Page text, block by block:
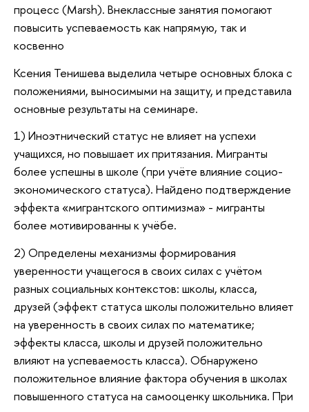
процесс (Marsh). Внеклассные занятия помогают
повысить успеваемость как напрямую, так и
косвенно
Ксения Тенишева выделила четыре основных блока с
положениями, выносимыми на защиту, и представила
основные результаты на семинаре.
1) Иноэтнический статус не влияет на успехи
учащихся, но повышает их притязания. Мигранты
более успешны в школе (при учёте влияние социо-
экономического статуса). Найдено подтверждение
эффекта «мигрантского оптимизма» - мигранты
более мотивированны к учёбе.
2) Определены механизмы формирования
уверенности учащегося в своих силах с учётом
разных социальных контекстов: школы, класса,
друзей (эффект статуса школы положительно влияет
на уверенность в своих силах по математике;
эффекты класса, школы и друзей положительно
влияют на успеваемость класса). Обнаружено
положительное влияние фактора обучения в школах
повышенного статуса на самооценку школьника. При